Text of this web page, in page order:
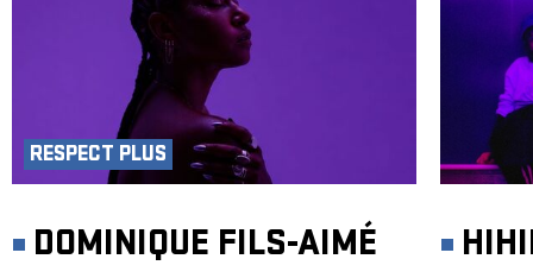
RESPECT PLUS
DOMINIQUE FILS-AIMÉ